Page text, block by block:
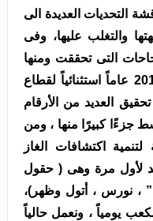
الـسابعة عام 2014 مناقشة التحديات العديدة الى
والتغلب عليها، وفى
التى تحققت ومنها
اكتشاف حقل ظهر ، وكان عام 2017 عاماً استثنائياً لقطاع
العديد من الأرقام
جزءًا كبيرًا منها ، ومن
لتنمية اكتشافات الغاز
لأول مرة وهى ( حقول
، نورس ، أتول وظهر)،
1.6 مليار قدم مكعب يومياً ، ونعمل حالياً